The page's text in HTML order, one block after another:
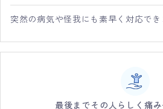
突然の病気や怪我にも素早く対応でき
最後までその人らしく痛